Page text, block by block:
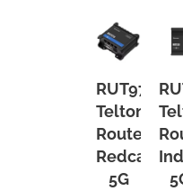
RUT976
Teltonika
Router
Redcap
5G